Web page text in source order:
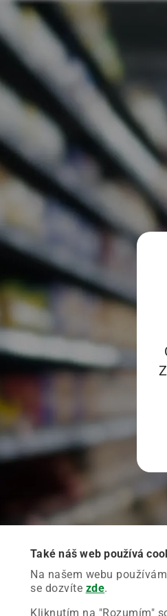
Také náš web používá
Na našem webu
se dozvíte zde.
Kliknutím na "Rozumím"